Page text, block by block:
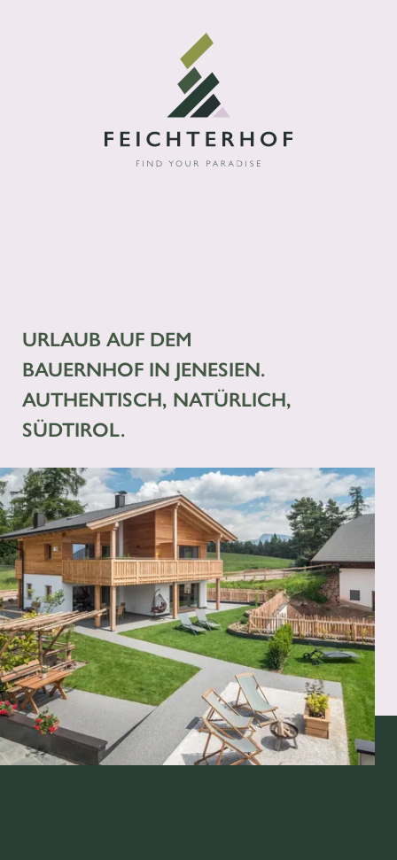
URLAUB AUF DEM
BAUERNHOF IN JENESIEN.
AUTHENTISCH, NATÜRLICH,
SÜDTIROL.